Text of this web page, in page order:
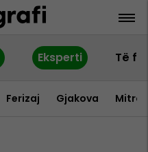
Eksperti Të
Ferizaj Gjakova